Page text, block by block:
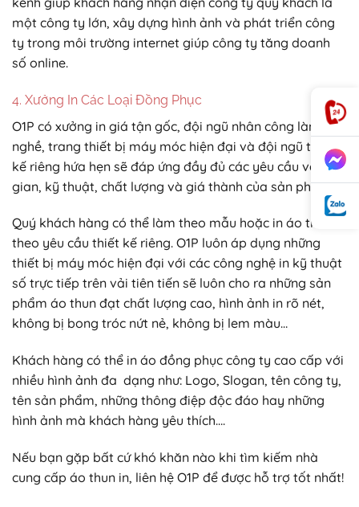
một công ty lớn, xây dựng hình ảnh và phát triển công
ty trong môi trường internet giúp công ty tăng doanh
số online.
4. Xưởng In Các Loại Đồng Phục
O1P có xưởng in giá tận gốc, đội ngũ nhân công lành
nghề, trang thiết bị máy móc hiện đại và đội ngũ thiết
kế riêng hứa hẹn sẽ đáp ứng đầy đủ các yêu cầu về thời
gian, kỹ thuật, chất lượng và giá thành của sản phẩm.
Quý khách hàng có thể làm theo mẫu hoặc in áo thun
theo yêu cầu thiết kế riêng. O1P luôn áp dụng những
thiết bị máy móc hiện đại với các công nghệ in kỹ thuật
số trực tiếp trên vải tiên tiến sẽ luôn cho ra những sản
phẩm áo thun đạt chất lượng cao, hình ảnh in rõ nét,
không bị bong tróc nứt nẻ, không bị lem màu…
Khách hàng có thể in áo đồng phục công ty cao cấp với
nhiều hình ảnh đa dạng như: Logo, Slogan, tên công ty,
tên sản phẩm, những thông điệp độc đáo hay những
hình ảnh mà khách hàng yêu thích….
Nếu bạn gặp bất cứ khó khăn nào khi tìm kiếm nhà
cung cấp áo thun in, liên hệ O1P để được hỗ trợ tốt nhất!